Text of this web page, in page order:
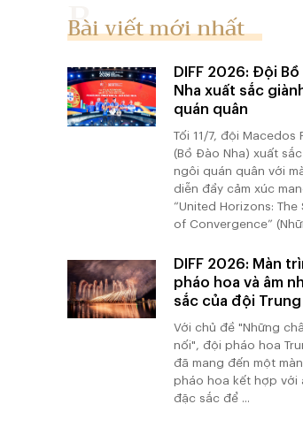
Bài viết mới nhất
DIFF 2026: Đội
Nha xuất sắc
quán quân
Tối 11/7, đội Macedos
(Bồ Đào Nha) xuất
ngôi quán quân với
diễn đầy cảm xúc
“United Horizons: The
of Convergence”
DIFF 2026: Màn
pháo hoa và âm
sắc của đội
Với chủ đề "Những
nối", đội pháo hoa
đã mang đến một
pháo hoa kết hợp với
đặc sắc để ...